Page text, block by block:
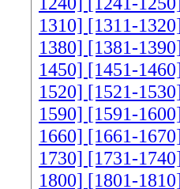
1310] [1311-
1380] [1381-
1450] [1451-
1520] [1521-
1590] [1591-
1660] [1661-
1730] [1731-
1800] [1801-